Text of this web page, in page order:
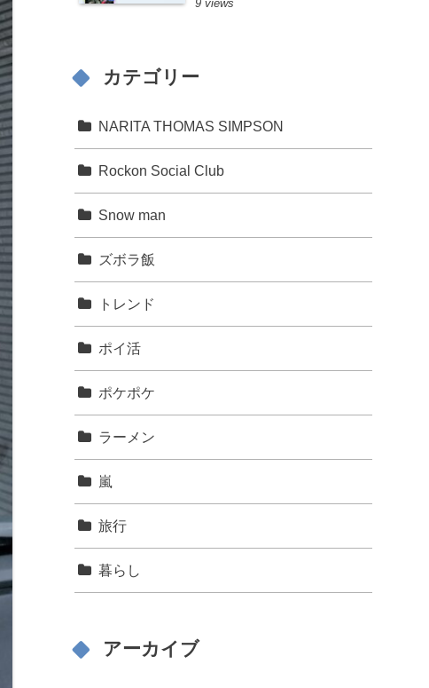
9 views
カテゴリー
NARITA THOMAS SIMPSON
Rockon Social Club
Snow man
ズボラ飯
トレンド
ポイ活
ポケポケ
ラーメン
嵐
旅行
暮らし
アーカイブ